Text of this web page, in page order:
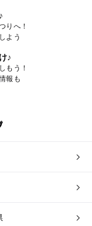
りへ！
よう
♪
もう！
報も